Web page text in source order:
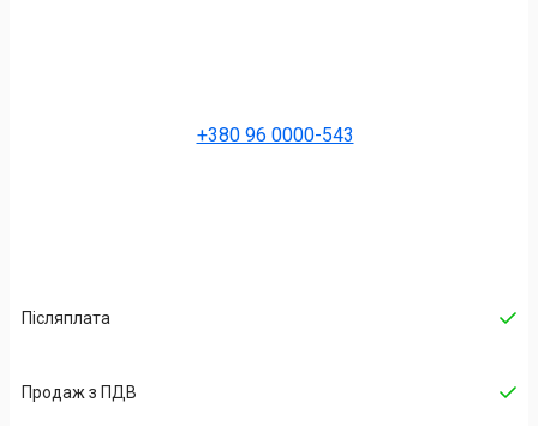
+380 96 0000-543
Післяплата
Продаж з ПДВ